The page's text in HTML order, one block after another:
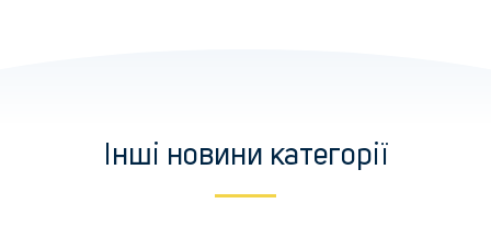
Інші новини категорії